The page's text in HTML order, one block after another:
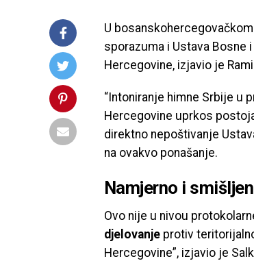
U
sporazuma i Ustava Bosne
Hercegovine, izjavio je
“Intoniranje himne Srbije u
Hercegovine uprkos
direktno nepoštivanje
na ovakvo ponašanje.
Namjerno i
Ovo nije u nivou
djelovanje protiv
Hercegovine”, izjavio je